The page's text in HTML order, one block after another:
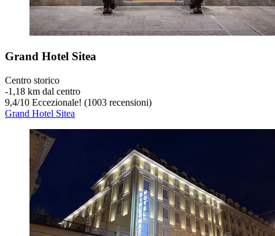
Grand Hotel Sitea
Centro storico
‐1,18 km dal centro
9,4/10 Eccezionale! (1003 recensioni)
Grand Hotel Sitea